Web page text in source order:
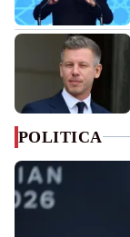
POLITICA